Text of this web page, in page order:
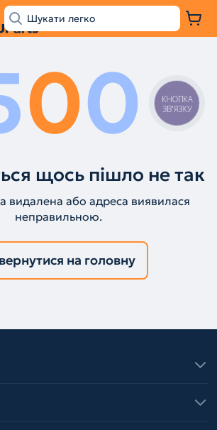
00
щось пішло не так
видалена або адреса виявилася
неправильною.
на головну
КНОПКА
ЗВ'ЯЗКУ